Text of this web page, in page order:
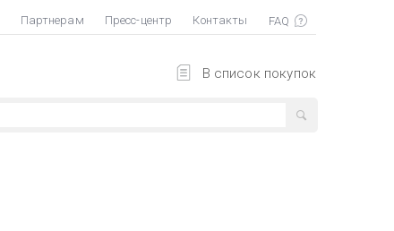
Партнерам Пресс-центр Контакты
В список покупок